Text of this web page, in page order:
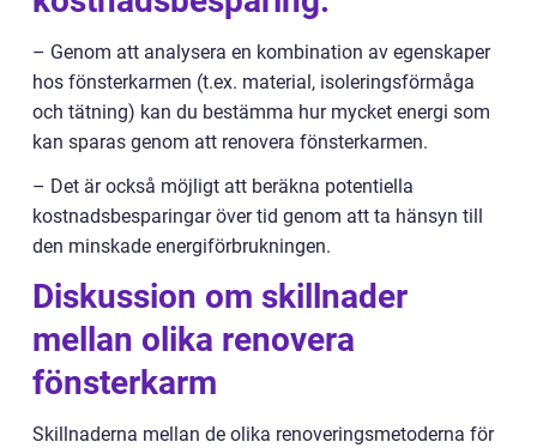
– Genom att analysera en kombination av egenskaper
hos fönsterkarmen (t.ex. material, isoleringsförmåga
och tätning) kan du bestämma hur mycket energi som
kan sparas genom att renovera fönsterkarmen.
– Det är också möjligt att beräkna potentiella
kostnadsbesparingar över tid genom att ta hänsyn till
den minskade energiförbrukningen.
Diskussion om skillnader
mellan olika renovera
fönsterkarm
Skillnaderna mellan de olika renoveringsmetoderna för